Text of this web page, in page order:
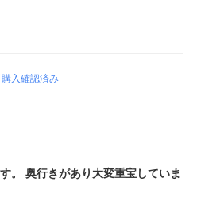
購入確認済み
。 奥行きがあり大変重宝していま